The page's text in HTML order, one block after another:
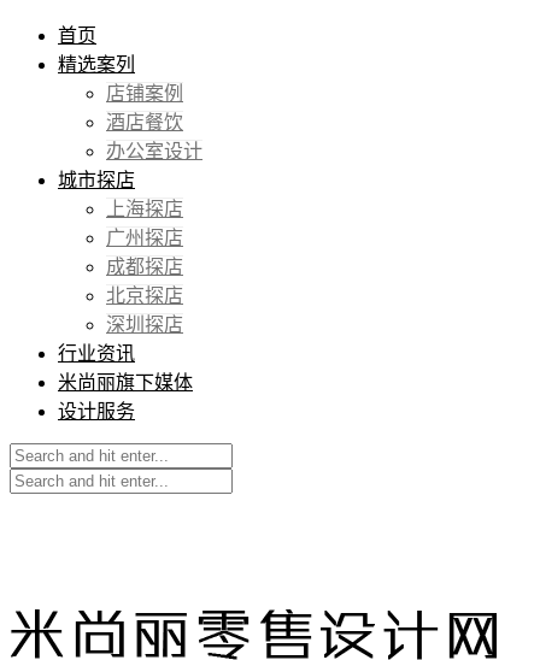
首页
精选案列
店铺案例
酒店餐饮
办公室设计
城市探店
上海探店
广州探店
成都探店
北京探店
深圳探店
行业资讯
米尚丽旗下媒体
设计服务